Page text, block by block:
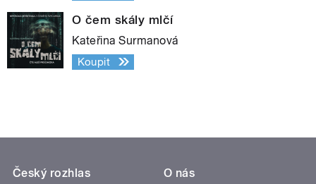
O čem skály mlčí
Kateřina Surmanová
Koupit
Český rozhlas
O nás